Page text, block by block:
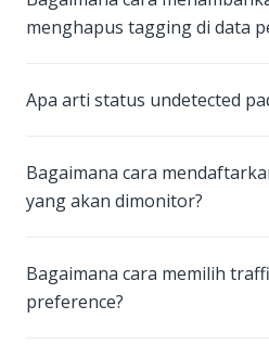
menghapus tagging di data
Apa arti status undetected
Bagaimana cara
yang akan dimonitor?
Bagaimana cara memilih
preference?